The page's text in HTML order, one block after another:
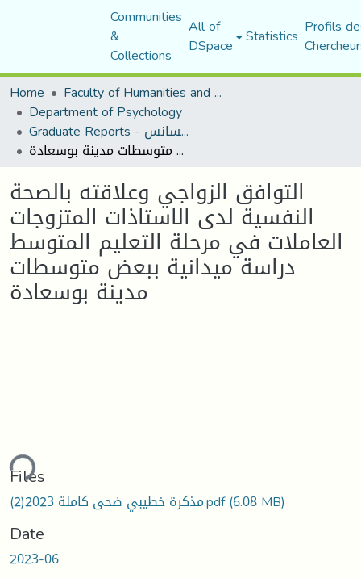
Communities
&
Collections
All of
DSpace Statistics Profils
Home
Faculty of Humanities and Social Sciences
Department of Psychology
Graduate Reports - تقارير الليسانس
التوافق الزواجي وعلاقته بالصحة النفسية لدى الاستاذات المتزوجات العاملات في مرحلة التعليم المتوسط دراسة ميدانية ببعض متوسطات مدينة بوسعادة
التوافق الزواجي وعلاقته بالصحة
النفسية لدى الاستاذات المتزوجات
العاملات في مرحلة التعليم المتوسط
دراسة ميدانية ببعض متوسطات
مدينة بوسعادة
Files
مذكرة خطيبي ضحى كاملة 2023(2).pdf(6.08 MB)
Date
2023-06